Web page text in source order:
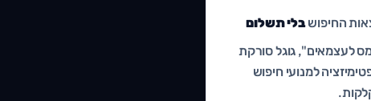
בלי תשלום
לעצמאים", גוגל סורקת
למנועי חיפוש